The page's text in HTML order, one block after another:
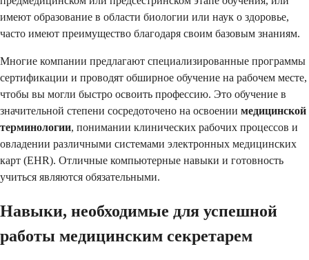
имеют образование в области биологии или наук о здоровье,
часто имеют преимущество благодаря своим базовым знаниям.
Многие компании предлагают специализированные программы
сертификации и проводят обширное обучение на рабочем месте,
чтобы вы могли быстро освоить профессию. Это обучение в
значительной степени сосредоточено на освоении медицинской
терминологии, понимании клинических рабочих процессов и
овладении различными системами электронных медицинских
карт (EHR). Отличные компьютерные навыки и готовность
учиться являются обязательными.
Навыки, необходимые для успешной
работы медицинским секретарем